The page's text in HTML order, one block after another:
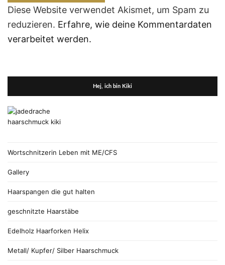
Diese Website verwendet Akismet, um Spam zu
reduzieren. Erfahre, wie deine Kommentardaten
verarbeitet werden.
Hej, ich bin Kiki
Wortschnitzerin Leben mit ME/CFS
Gallery
Haarspangen die gut halten
geschnitzte Haarstäbe
Edelholz Haarforken Helix
Metall/ Kupfer/ Silber Haarschmuck